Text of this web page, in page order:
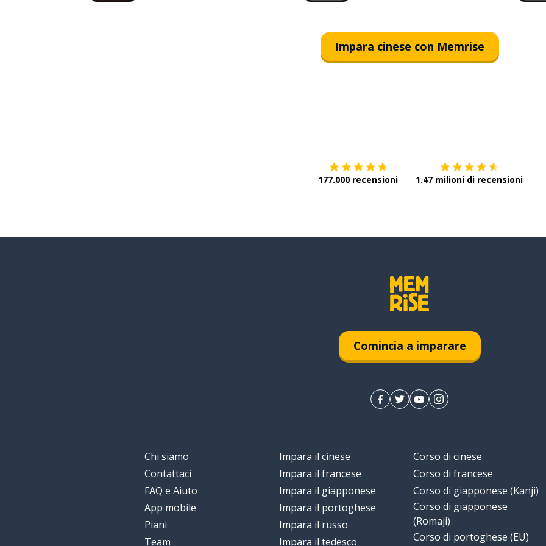
Impara cinese con Memrise
177.000 recensioni 1.47 milioni di recensioni
Comincia a imparare
Chi siamo
Contattaci
FAQ e Aiuto
App mobile
Piani
Team
Impara il cinese
Impara il francese
Impara il giapponese
Impara il portoghese
Impara il russo
Impara il tedesco
Corso di cinese
Corso di francese
Corso di giapponese (Kanji)
Corso di giapponese
(Romaji)
Corso di portoghese (EU)